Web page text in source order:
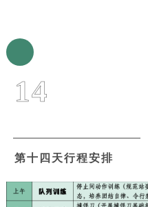
14
第十四天行程安排